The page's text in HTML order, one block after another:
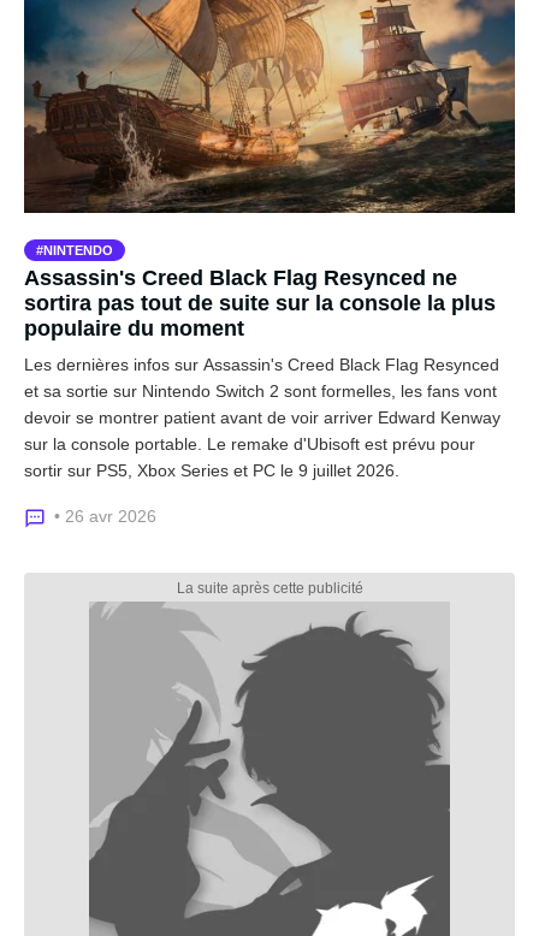
NINTENDO
Assassin's Creed Black Flag Resynced ne
sortira pas tout de suite sur la console la plus
populaire du moment
Les dernières infos sur Assassin's Creed Black Flag Resynced
et sa sortie sur Nintendo Switch 2 sont formelles, les fans vont
devoir se montrer patient avant de voir arriver Edward Kenway
sur la console portable. Le remake d'Ubisoft est prévu pour
sortir sur PS5, Xbox Series et PC le 9 juillet 2026.
• 26 avr 2026